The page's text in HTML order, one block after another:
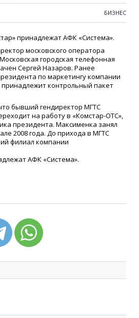
БИЗНЕС
принадлежат АФК «Система».
московского оператора
Московская городская телефонная
Сергей Назаров. Ранее
по маркетингу компании
контрольный пакет
бывший гендиректор МГТС
на работу в «Комстар-ОТС»,
президента. Максименка занял
2008 года. До прихода в МГТС
филиал компании
АФК «Система».